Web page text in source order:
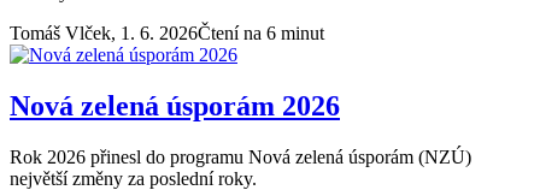
Tomáš Vlček, 1. 6. 2026Čtení na 6 minut
Nová zelená úsporám 2026
Rok 2026 přinesl do programu Nová zelená úsporám (NZÚ)
největší změny za poslední roky.